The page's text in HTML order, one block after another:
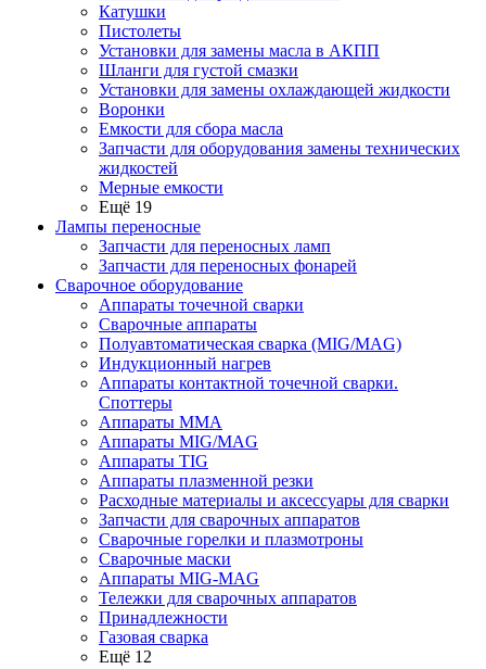
Катушки
Пистолеты
Установки для замены масла в АКПП
Шланги для густой смазки
Установки для замены охлаждающей жидкости
Воронки
Емкости для сбора масла
Запчасти для оборудования замены технических
жидкостей
Мерные емкости
Ещё 19
Лампы переносные
Запчасти для переносных ламп
Запчасти для переносных фонарей
Сварочное оборудование
Аппараты точечной сварки
Сварочные аппараты
Полуавтоматическая сварка (MIG/MAG)
Индукционный нагрев
Аппараты контактной точечной сварки.
Споттеры
Аппараты MMA
Аппараты MIG/MAG
Аппараты TIG
Аппараты плазменной резки
Расходные материалы и аксессуары для сварки
Запчасти для сварочных аппаратов
Сварочные горелки и плазмотроны
Сварочные маски
Аппараты MIG-MAG
Тележки для сварочных аппаратов
Принадлежности
Газовая сварка
Ещё 12